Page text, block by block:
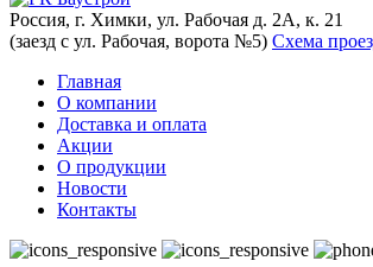
Россия, г. Химки, ул. Рабочая д. 2А, к. 21
(заезд с ул. Рабочая, ворота №5) Схема
Главная
О компании
Доставка и оплата
Акции
О продукции
Новости
Контакты